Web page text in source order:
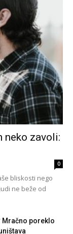
neko zavoli:
0
bliskosti nego
ne beže od
poreklo